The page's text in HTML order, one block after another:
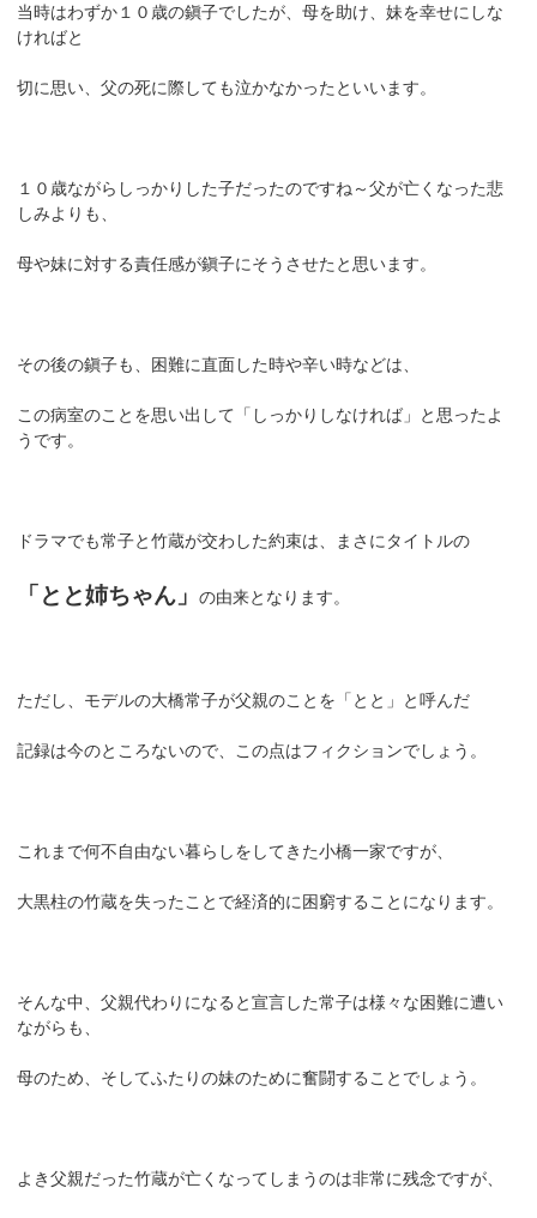
当時はわずか１０歳の鎭子でしたが、母を助け、妹を幸せにしな
ければと
切に思い、父の死に際しても泣かなかったといいます。
１０歳ながらしっかりした子だったのですね～父が亡くなった悲
しみよりも、
母や妹に対する責任感が鎭子にそうさせたと思います。
その後の鎭子も、困難に直面した時や辛い時などは、
この病室のことを思い出して「しっかりしなければ」と思ったよ
うです。
ドラマでも常子と竹蔵が交わした約束は、まさにタイトルの
「とと姉ちゃん」の由来となります。
ただし、モデルの大橋常子が父親のことを「とと」と呼んだ
記録は今のところないので、この点はフィクションでしょう。
これまで何不自由ない暮らしをしてきた小橋一家ですが、
大黒柱の竹蔵を失ったことで経済的に困窮することになります。
そんな中、父親代わりになると宣言した常子は様々な困難に遭い
ながらも、
母のため、そしてふたりの妹のために奮闘することでしょう。
よき父親だった竹蔵が亡くなってしまうのは非常に残念ですが、